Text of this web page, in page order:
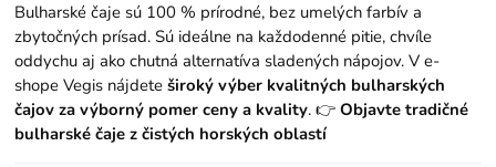
Bulharské čaje sú 100 % prírodné, bez umelých farbív a
zbytočných prísad. Sú ideálne na každodenné pitie, chvíle
oddychu aj ako chutná alternatíva sladených nápojov. V e-
shope Vegis nájdeteširoký výber kvalitných bulharských
čajov za výborný pomer ceny a kvality. 👉Objavte tradičné
bulharské čaje z čistých horských oblastí